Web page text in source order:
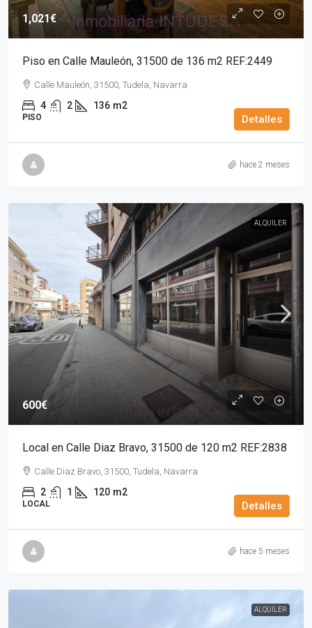
1,021€
Piso en Calle Mauleón, 31500 de 136 m2 REF:2449
Calle Mauleón, 31500, Tudela, Navarra
4 2 136 m2
PISO Detalles
hace 2 meses
ALQUILER
600€
Local en Calle Diaz Bravo, 31500 de 120 m2 REF:2838
Calle Diaz Bravo, 31500, Tudela, Navarra
2 1 120 m2
LOCAL Detalles
hace 5 meses
ALQUILER